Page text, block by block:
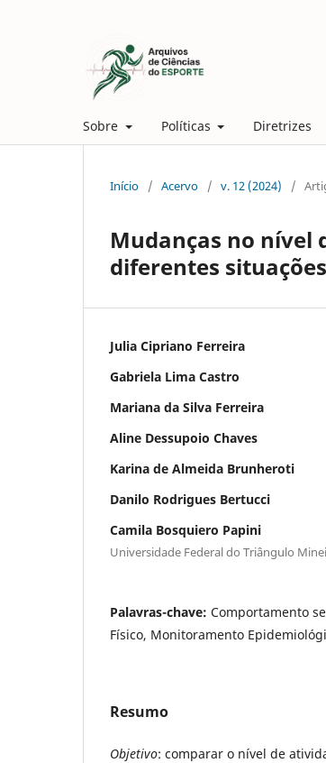
Sobre Políticas Diretrizes
Início / Acervo / v. 12 (2024) /
Mudanças no nível
diferentes
Julia Cipriano Ferreira
Gabriela Lima Castro
Mariana da Silva Ferreira
Aline Dessupoio Chaves
Karina de Almeida Brunheroti
Danilo Rodrigues Bertucci
Camila Bosquiero Papini
Universidade Federal do Triângulo
Palavras-chave: Comportamento
Físico, Monitoramento
Resumo
Objetivo: comparar o nível de